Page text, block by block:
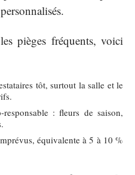
pièges fréquents, voici
tôt, surtout la salle et le
: fleurs de saison,
équivalente à 5 à 10 %